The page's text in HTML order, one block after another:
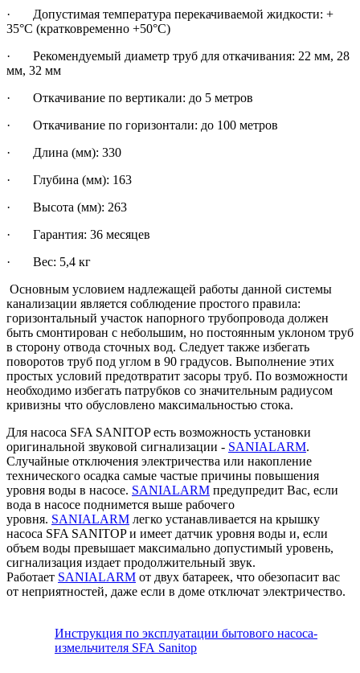
· Допустимая температура перекачиваемой жидкости: +
35°С (кратковременно +50°С)
· Рекомендуемый диаметр труб для откачивания: 22 мм, 28
мм, 32 мм
· Откачивание по вертикали: до 5 метров
· Откачивание по горизонтали: до 100 метров
· Длина (мм): 330
· Глубина (мм): 163
· Высота (мм): 263
· Гарантия: 36 месяцев
· Вес: 5,4 кг
Основным условием надлежащей работы данной системы
канализации является соблюдение простого правила:
горизонтальный участок напорного трубопровода должен
быть смонтирован с небольшим, но постоянным уклоном труб
в сторону отвода сточных вод. Следует также избегать
поворотов труб под углом в 90 градусов. Выполнение этих
простых условий предотвратит засоры труб. По возможности
необходимо избегать патрубков со значительным радиусом
кривизны что обусловлено максимальностью стока.
Для насоса SFA SANITOP есть возможность установки
оригинальной звуковой сигнализации - SANIALARM.
Случайные отключения электричества или накопление
технического осадка самые частые причины повышения
уровня воды в насосе. SANIALARM предупредит Вас, если
вода в насосе поднимется выше рабочего
уровня. SANIALARM легко устанавливается на крышку
насоса SFA SANITOP и имеет датчик уровня воды и, если
объем воды превышает максимально допустимый уровень,
сигнализация издает продолжительный звук.
Работает SANIALARM от двух батареек, что обезопасит вас
от неприятностей, даже если в доме отключат электричество.
Инструкция по эксплуатации бытового насоса-
измельчителя SFA Sanitop